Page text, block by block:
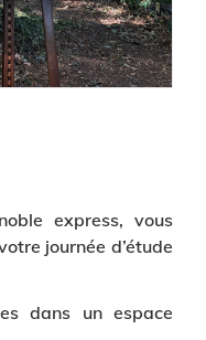
express, vous
journée d’étude
dans un espace